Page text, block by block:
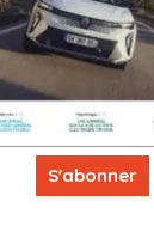
S'abonner